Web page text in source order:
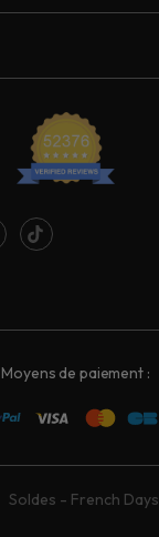
Moyens de paiement :
Soldes - French Days